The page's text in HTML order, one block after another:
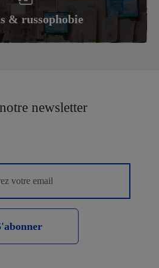
& russophobie
newsletter